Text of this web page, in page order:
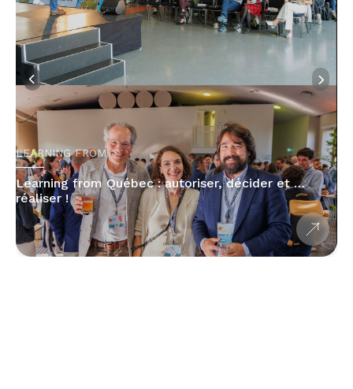
LEARNING FROM
Learning from Québec : autoriser, décider et …
réaliser !